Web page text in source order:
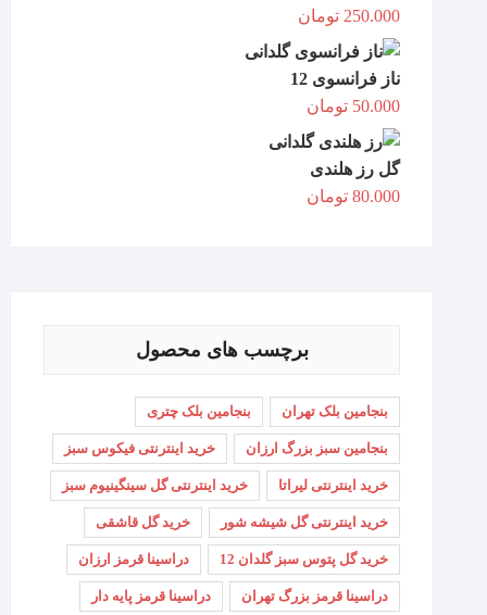
250.000 تومان
ناز فرانسوی 12
50.000 تومان
گل رز هلندی
80.000 تومان
برچسب های محصول
بنجامین بلک تهران بنجامین بلک چتری
بنجامین سبز بزرگ ارزان خرید اینترنتی فیکوس سبز
خرید اینترنتی لیراتا خرید اینترنتی گل سینگینیوم سبز
خرید اینترنتی گل شیشه شور خرید گل قاشقی
خرید گل پتوس سبز گلدان 12 دراسینا قرمز ارزان
دراسینا قرمز بزرگ تهران دراسینا قرمز پایه دار